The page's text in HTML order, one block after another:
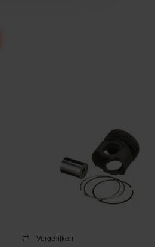
Vergelijken